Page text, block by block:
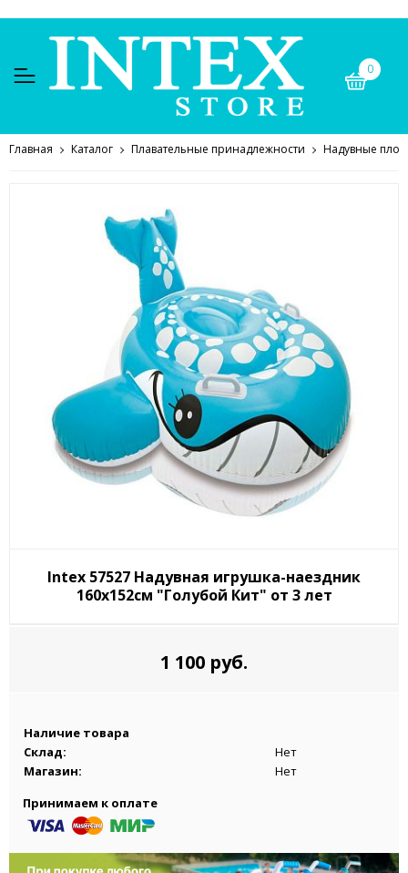
0
Главная Каталог Плавательные принадлежности Надувные
Intex 57527 Надувная игрушка-наездник
160х152см "Голубой Кит" от 3 лет
1 100 руб.
Наличие товара
Склад:
Нет
Магазин:
Нет
Принимаем к оплате